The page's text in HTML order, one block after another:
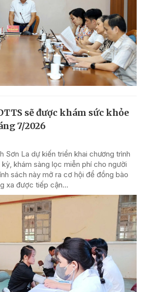
sẽ được khám sức khỏe
7/2026
Sơn La dự kiến triển khai chương trình
khám sàng lọc miễn phí cho người
sách này mở ra cơ hội để đồng bào
xa được tiếp cận...